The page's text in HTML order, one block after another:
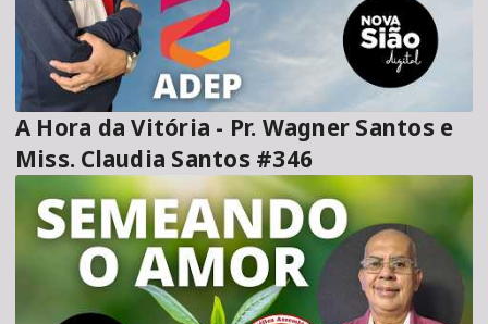
A Hora da Vitória - Pr. Wagner Santos e
Miss. Claudia Santos #346